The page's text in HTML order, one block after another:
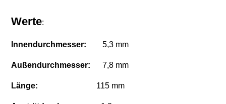
Werte:
Innendurchmesser: 5,3 mm
Außendurchmesser: 7,8 mm
Länge: 115 mm